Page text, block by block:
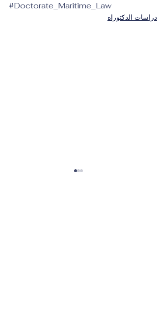
#Doctorate_Maritime_Law
دراسات الدكتوراه